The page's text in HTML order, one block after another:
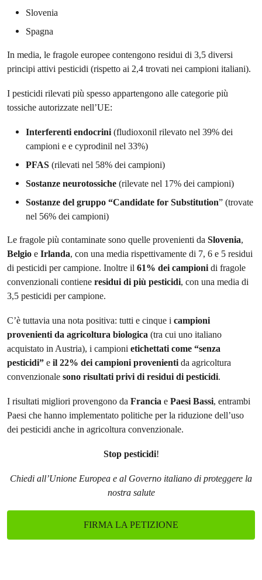
Slovenia
Spagna
In media, le fragole europee contengono residui di 3,5 diversi
principi attivi pesticidi (rispetto ai 2,4 trovati nei campioni italiani).
I pesticidi rilevati più spesso appartengono alle categorie più
tossiche autorizzate nell’UE:
Interferenti endocrini(fludioxonil rilevato nel 39% dei
campioni e e cyprodinil nel 33%)
PFAS (rilevati nel 58% dei campioni)
Sostanze neurotossiche (rilevate nel 17% dei campioni)
Sostanze del gruppo “Candidate for Substitution” (trovate
nel 56% dei campioni)
Le fragole più contaminate sono quelle provenienti da Slovenia,
Belgio e Irlanda, con una media rispettivamente di 7, 6 e 5 residui
di pesticidi per campione. Inoltre il 61% dei campionidi fragole
convenzionali contiene residui di più pesticidi, con una media di
3,5 pesticidi per campione.
C’è tuttavia una nota positiva: tutti e cinque i campioni
provenienti da agricoltura biologica (tra cui uno italiano
acquistato in Austria), i campioni etichettati come “senza
pesticidi” e il 22% dei campioni provenientida agricoltura
convenzionale sono risultati privi di residui di pesticidi.
I risultati migliori provengono da Francia e Paesi Bassi, entrambi
Paesi che hanno implementato politiche per la riduzione dell’uso
dei pesticidi anche in agricoltura convenzionale.
Stop pesticidi!
Chiedi all’Unione Europea e al Governo italiano di proteggere la
nostra salute
FIRMA LA PETIZIONE